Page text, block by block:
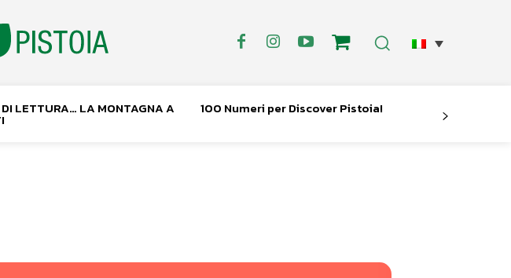
DI LETTURA… LA MONTAGNA A 100 Numeri per Discover Pistoia!